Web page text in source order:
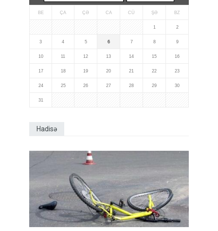
BE ÇA ÇƏ CA CÜ ŞƏ BZ
1 2
3 4 5 6 7 8 9
10 11 12 13 14 15 16
17 18 19 20 21 22 23
24 25 26 27 28 29 30
31
Hadisə